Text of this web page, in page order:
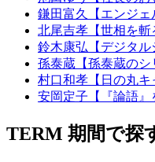
鎌田富久【エンジェ
北尾吉孝【世相を斬
鈴木康弘【デジタル
孫泰蔵【孫泰蔵のシ
村口和孝【日の丸キ
安岡定子【『論語』
TERM 期間で探